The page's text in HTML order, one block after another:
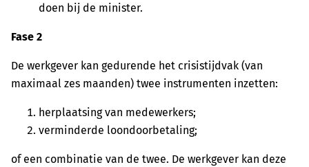
doen bij de minister.
Fase 2
De werkgever kan gedurende het crisistijdvak (van
maximaal zes maanden) twee instrumenten inzetten:
herplaatsing van medewerkers;
verminderde loondoorbetaling;
of een combinatie van de twee. De werkgever kan deze